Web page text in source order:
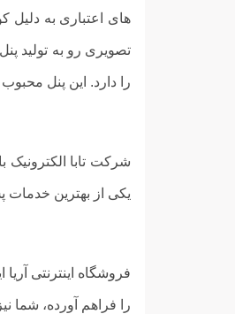
های اعتباری به
تصویری رو به تولید
را دارد. این پنل محبوب از 1000 کارت و تگ پشتیبانی
شرکت تابا
یکی از بهترین خدمات
فروشگاه اینترنتی آریا
را فراهم آورده، شما